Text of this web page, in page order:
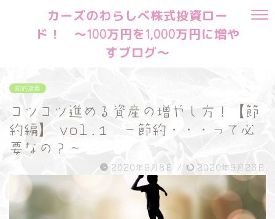
カーズのわらしべ株式投資ロー
ド！ ～100万円を1,000万円に増や
すブログ～
節約道場
コツコツ進める資産の増やし方！【節
約編】 vol.1 ～節約・・・って必
要なの？～
2020年9月8日 / 2020年9月26日